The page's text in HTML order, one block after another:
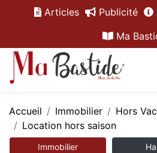
Articles Publicité
Ma
Accueil Immobilier
Hors
Location hors saison
Immobilier